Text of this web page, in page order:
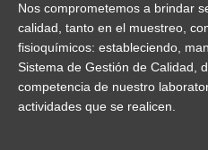
Nos comprometemos a brindar
calidad, tanto en el muestreo,
fisioquímicos: estableciendo,
Sistema de Gestión de Calidad,
competencia de nuestro
actividades que se realicen.